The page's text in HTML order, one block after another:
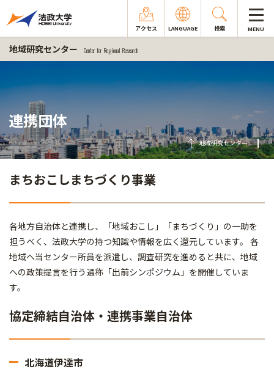
アクセス LANGUAGE 検索 MENU
地域研究センター Center for Regional Research
連携団体
地域研究センター
まちおこしまちづくり事業
各地方自治体と連携し、「地域おこし」「まちづくり」の一助を
担うべく、法政大学の持つ知識や情報を広く還元しています。 各
地域へ当センター所員を派遣し、調査研究を進めると共に、地域
への政策提言を行う通称「出前シンポジウム」を開催していま
す。
協定締結自治体・連携事業自治体
北海道伊達市